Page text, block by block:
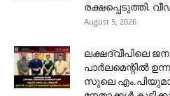
രക്ഷപ്പെടുത്തി.
August 5, 2026
ലക്ഷദ്വീപിലെ
പാർലമെന്റിൽ
സുലെ